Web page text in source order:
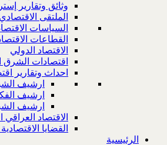
وثائق وتقارير
الملتقى
السياسات
القطاعات
الاقتصاد الدولي
اقتصادات الشرق
احداث وتقارير
ارشيف
ارشيف
ارشيف
الاقتصاد العراقي
القضايا
الرئيسية